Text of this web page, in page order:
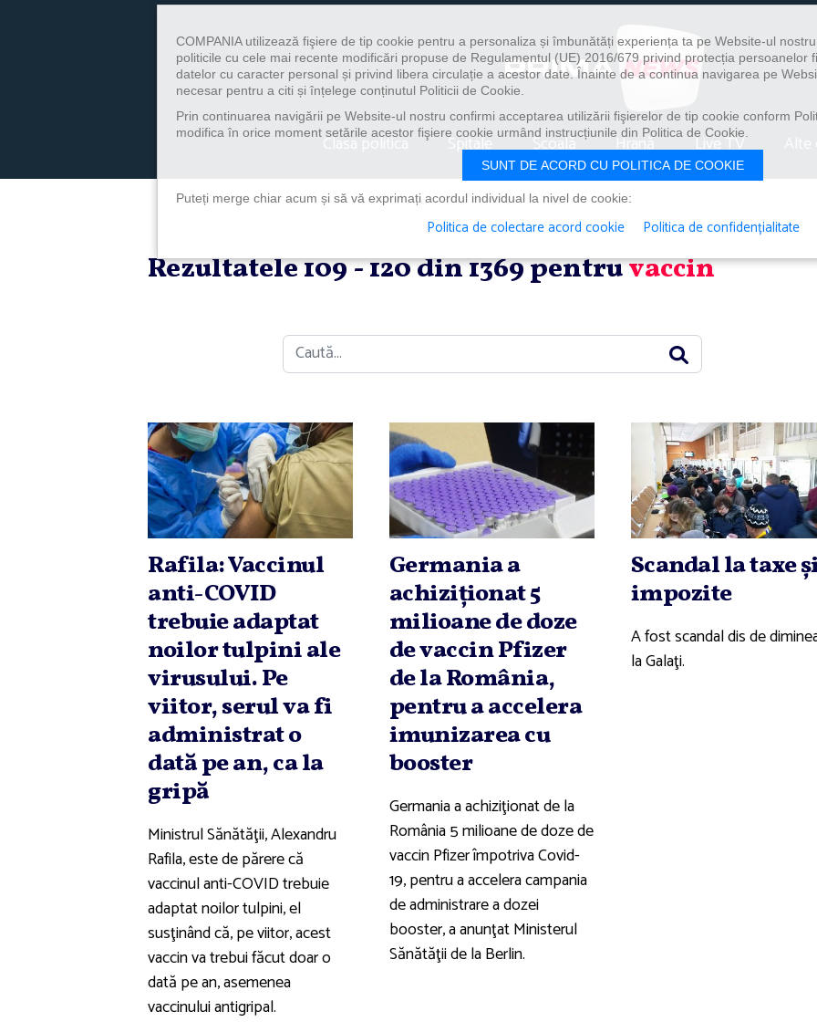
Clasa politica Spitale Școală Hrană Live TV
Rezultatele 109 - 120 din 1369 pentruvaccin
Caută
Rafila: Vaccinul
anti-COVID
trebuie adaptat
noilor tulpini ale
virusului. Pe
viitor, serul va fi
administrat o
dată pe an, ca la
gripă
Ministrul Sănătăţii, Alexandru
Rafila, este de părere că
vaccinul anti-COVID trebuie
adaptat noilor tulpini, el
susţinând că, pe viitor, acest
vaccin va trebui făcut doar o
dată pe an, asemenea
vaccinului antigripal.
Germania a
achiziţionat 5
milioane de doze
de vaccin Pfizer
de la România,
pentru a accelera
imunizarea cu
booster
Germania a achiziţionat de la
România 5 milioane de doze de
vaccin Pfizer împotriva Covid-
19, pentru a accelera campania
de administrare a dozei
booster, a anunţat Ministerul
Sănătăţii de la Berlin.
Scandal la taxe
impozite
A fost scandal dis de
la Galaţi.
COMPANIA utilizează fişiere de tip cookie pentru a personaliza și îmbunătăți experiența ta pe Website-ul
politicile cu cele mai recente modificări propuse de Regulamentul (UE) 2016/679 privind protecția persoanelor
datelor cu caracter personal și privind libera circulație a acestor date. Înainte de a continua navigarea pe
necesar pentru a citi și înțelege conținutul Politicii de Cookie.
Prin continuarea navigării pe Website-ul nostru confirmi acceptarea utilizării fişierelor de tip cookie conform
modifica în orice moment setările acestor fişiere cookie urmând instrucțiunile din Politica de Cookie.
SUNT DE ACORD CU POLITICA DE COOKIE
Puteți merge chiar acum și să vă exprimați acordul individual la nivel de cookie:
Politica de colectare acord cookie Politica de confidențialitate